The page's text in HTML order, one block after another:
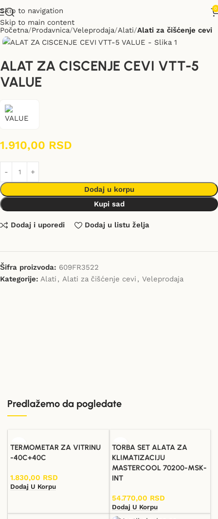
Skip to navigation
Skip to main content
0
Početna Prodavnica Veleprodaja Alati Alati za čišćenje cevi
ALAT ZA CISCENJE CEVI VTT-5
VALUE
1.910,00 RSD
Dodaj u korpu
Kupi sad
Dodaj i uporedi Dodaj u listu želja
Šifra proizvoda: 609FR3522
Kategorije: Alati , Alati za čišćenje cevi , Veleprodaja
Predlažemo da pogledate
TERMOMETAR ZA VITRINU
-40C+40C
1.830,00 RSD
Dodaj U Korpu
TORBA SET ALATA ZA
KLIMATIZACIJU
MASTERCOOL 70200-MSK-
INT
54.770,00 RSD
Dodaj U Korpu